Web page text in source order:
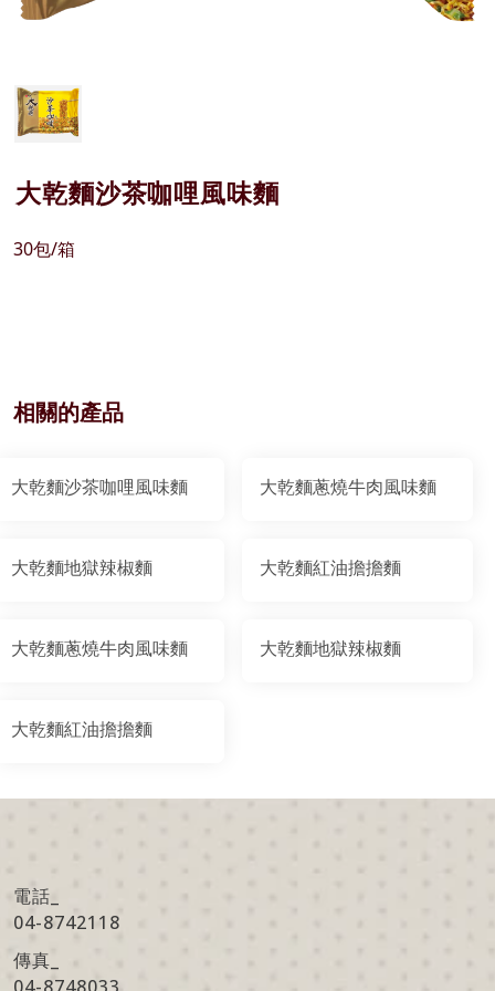
大乾麵沙茶咖哩風味麵
30包/箱
相關的產品
大乾麵沙茶咖哩風味麵 大乾麵蔥燒牛肉風味麵
大乾麵地獄辣椒麵 大乾麵紅油擔擔麵
大乾麵蔥燒牛肉風味麵 大乾麵地獄辣椒麵
大乾麵紅油擔擔麵
電話_
04-8742118
傳真